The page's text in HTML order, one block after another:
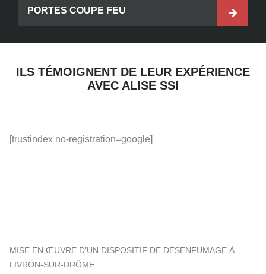
PORTES COUPE FEU
ILS TÉMOIGNENT DE LEUR EXPÉRIENCE
AVEC ALISE SSI
[trustindex no-registration=google]
MISE EN ŒUVRE D’UN DISPOSITIF DE DÉSENFUMAGE À
LIVRON-SUR-DRÔME